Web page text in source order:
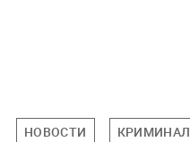
НОВОСТИ КРИМИНАЛ